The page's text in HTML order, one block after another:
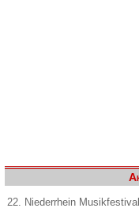
22. Niederrhein